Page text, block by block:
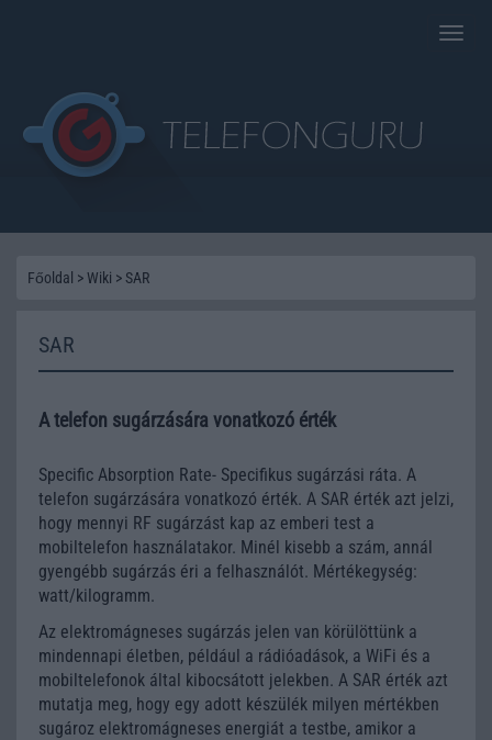
Toggle
Főoldal >Wiki > SAR
SAR
A telefon sugárzására vonatkozó érték
Specific Absorption Rate- Specifikus sugárzási ráta. A
telefon sugárzására vonatkozó érték. A SAR érték azt jelzi,
hogy mennyi RF sugárzást kap az emberi test a
mobiltelefon használatakor. Minél kisebb a szám, annál
gyengébb sugárzás éri a felhasználót. Mértékegység:
watt/kilogramm.
Az elektromágneses sugárzás jelen van körülöttünk a
mindennapi életben, például a rádióadások, a WiFi és a
mobiltelefonok által kibocsátott jelekben. A SAR érték azt
mutatja meg, hogy egy adott készülék milyen mértékben
sugároz elektromágneses energiát a testbe, amikor a